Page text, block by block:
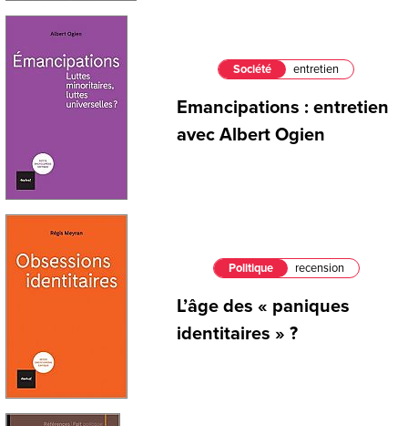
Société entretien
Emancipations : entretien
avec Albert Ogien
Politique recension
L’âge des « paniques
identitaires » ?